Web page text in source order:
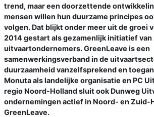
trend, maar een doorzettende
mensen willen hun duurzame principes
volgen. Dat blijkt onder meer uit de groei
2014 gestart als gezamenlijk initiatief van
uitvaartondernemers. GreenLeave is een
samenwerkingsverband in de
duurzaamheid vanzelfsprekend en
Monuta als landelijke organisatie en PC
regio Noord-Holland sluit ook Dunweg
ondernemingen actief in Noord- en Zuid-
GreenLeave.